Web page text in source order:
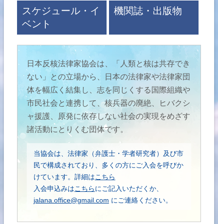
スケジュール・イ
ベント
機関誌・出版物
日本反核法律家協会は、「人類と核は共存でき
ない」との立場から、日本の法律家や法律家団
体を幅広く結集し、志を同じくする国際組織や
市民社会と連携して、核兵器の廃絶、ヒバクシ
ャ援護、原発に依存しない社会の実現をめざす
諸活動にとりくむ団体です。
当協会は、法律家（弁護士・学者研究者）及び市
民で構成されており、多くの方にご入会を呼びか
けています。詳細はこちら
入会申込みはこちらにご記入いただくか、
jalana.office@gmail.com にご連絡ください。